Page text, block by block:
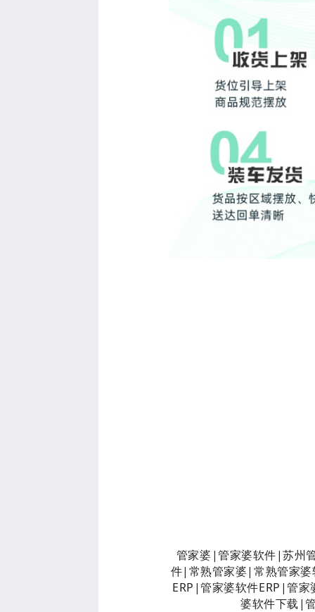
管家婆|管家婆软件|苏州
件|常熟管家婆|常熟管家
ERP|管家婆软件ERP|管
婆软件下载|